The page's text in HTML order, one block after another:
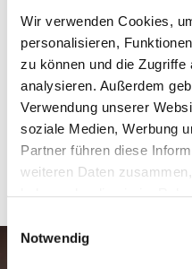
Wir verwenden Cookies,
personalisieren,
zu können und die
analysieren. Außerdem
Verwendung unserer
soziale Medien, Werbung
Partner führen diese
weiteren Daten
Notwendig
Fokus auch auf der
Produkte. Die Insel
gesunder und
authentischer
schonend und